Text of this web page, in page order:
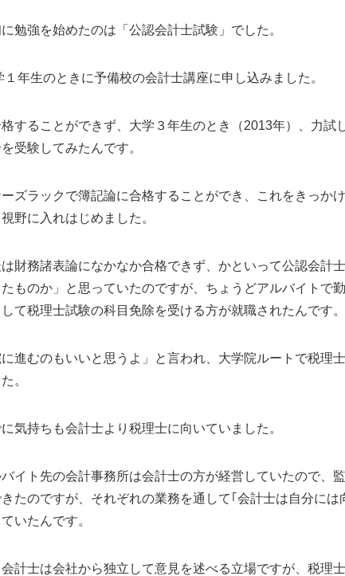
勉強を始めたのは「公認会計士試験」でした。
年生のときに予備校の会計士講座に申し込みました。
することができず、大学３年生のとき（2013年）、力試
受験してみたんです。
ズラックで簿記論に合格することができ、これをきっか
野に入れはじめました。
財務諸表論になかなか合格できず、かといって公認会計
ものか」と思っていたのですが、ちょうどアルバイトで
て税理士試験の科目免除を受ける方が就職されたんです。
進むのもいいと思うよ」と言われ、大学院ルートで税理
。
気持ちも会計士より税理士に向いていました。
イト先の会計事務所は会計士の方が経営していたので、
たのですが、それぞれの業務を通して｢会計士は自分には
いたんです。
計士は会社から独立して意見を述べる立場ですが、税理